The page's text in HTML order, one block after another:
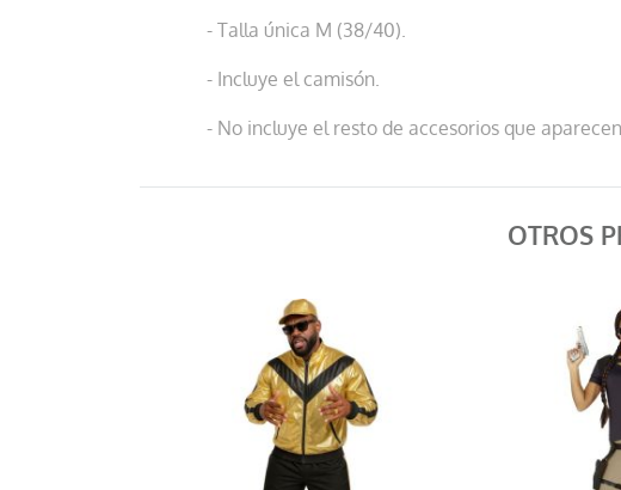
- Talla única M (38/40).
- Incluye el camisón.
- No incluye el resto de accesorios que
OTROS